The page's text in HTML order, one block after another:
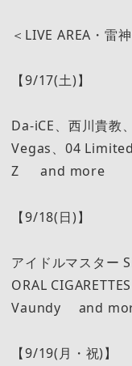
＜LIVE AREA・雷
【9/17(土)】
Da-iCE、西川貴
Vegas、04
Z and more
【9/18(日)】
アイドルマスター
ORAL
Vaundy and
【9/19(月・祝)】